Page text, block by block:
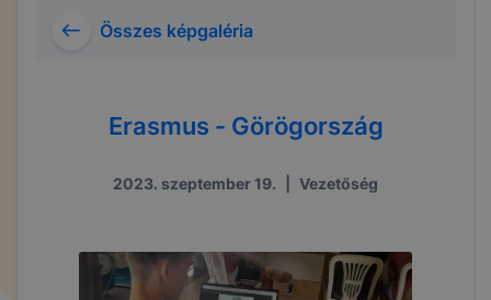
Összes képgaléria
Erasmus - Görögország
2023. szeptember 19. Vezetőség